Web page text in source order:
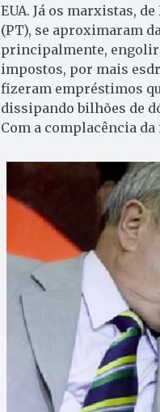
EUA. Já os marxistas,
(PT), se aproximaram
principalmente,
impostos, por mais
fizeram empréstimos
dissipando bilhões de
Com a complacência